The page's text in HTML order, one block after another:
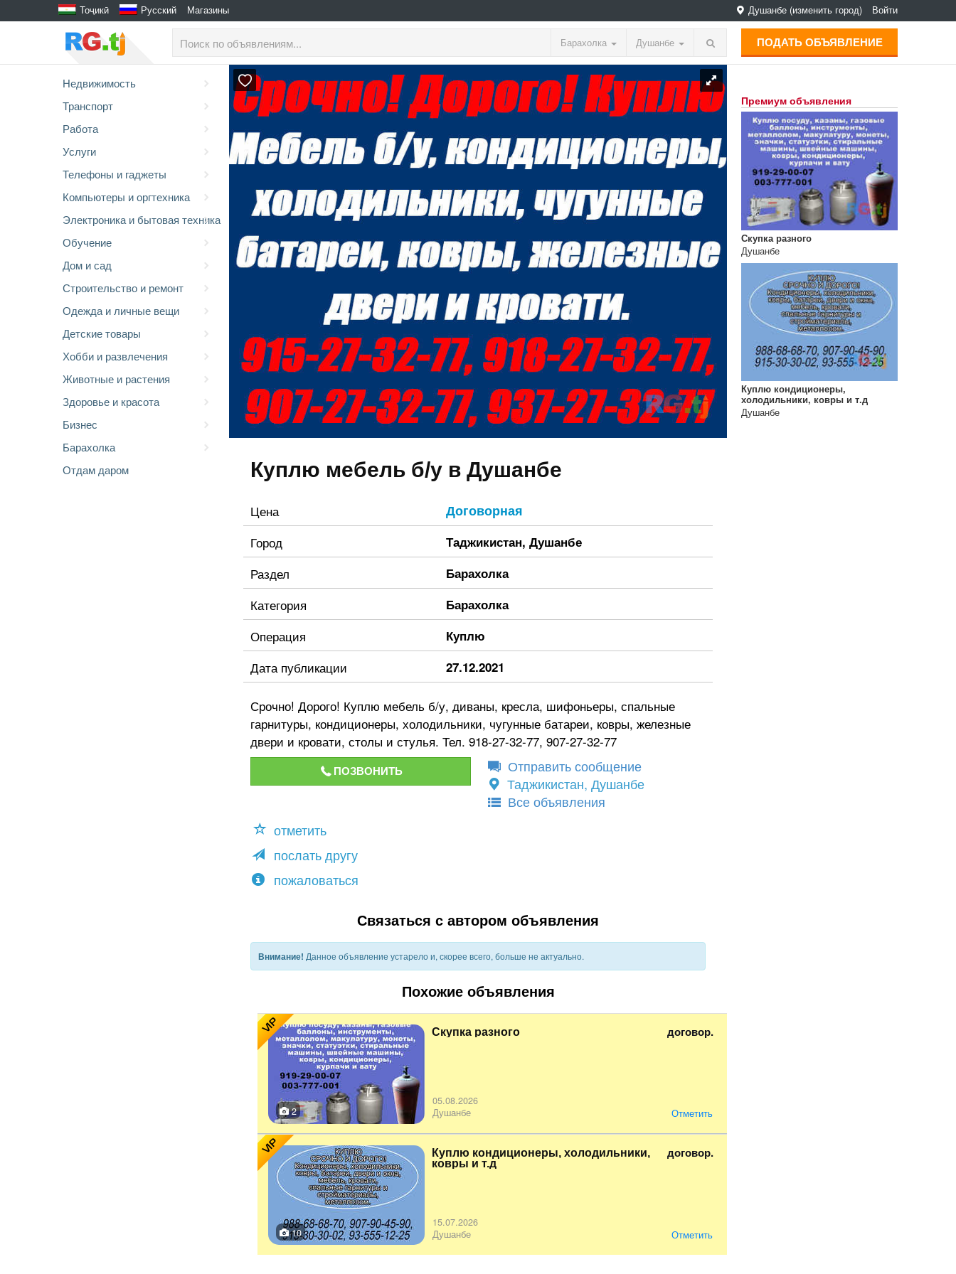
Тоҷикӣ Русский Магазины Душанбе (изменить город) Войти
Барахолка Душанбе ПОДАТЬ ОБЪЯВЛЕНИЕ
Недвижимость
Транспорт
Работа
Услуги
Телефоны и гаджеты
Компьютеры и оргтехника
Электроника и бытовая техника
Обучение
Дом и сад
Строительство и ремонт
Одежда и личные вещи
Детские товары
Хобби и развлечения
Животные и растения
Здоровье и красота
Бизнес
Барахолка
Отдам даром
Куплю мебель б/у в Душанбе
Цена Договорная
Город Таджикистан, Душанбе
Раздел Барахолка
Категория Барахолка
Операция Куплю
Дата публикации 27.12.2021
Срочно! Дорого! Куплю мебель б/у, диваны, кресла, шифоньеры, спальные
гарнитуры, кондиционеры, холодильники, чугунные батареи, ковры, железные
двери и кровати, столы и стулья. Тел. 918-27-32-77, 907-27-32-77
ПОЗВОНИТЬ
Отправить сообщение
Таджикистан, Душанбе
Все объявления
отметить
послать другу
пожаловаться
Связаться с автором объявления
Внимание! Данное объявление устарело и, скорее всего, больше не актуально.
Похожие объявления
VIP договор.
Скупка разного
05.08.2026
2
Душанбе Отметить
VIP договор.
Куплю кондиционеры, холодильники,
ковры и т.д
15.07.2026
10
Душанбе Отметить
Премиум объявления
Скупка разного
Душанбе
Куплю кондиционеры,
холодильники, ковры и т.д
Душанбе